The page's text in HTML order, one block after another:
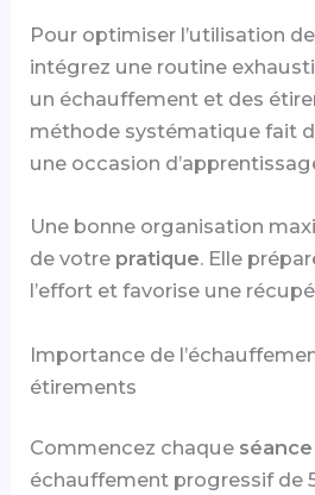
Pour optimiser l’utilisation
intégrez une routine
un échauffement et des
méthode systématique fait
une occasion
Une bonne organisation
de votre pratique. Elle
l’effort et favorise une
Importance de
étirements
Commencez chaque séance
échauffement progressif de